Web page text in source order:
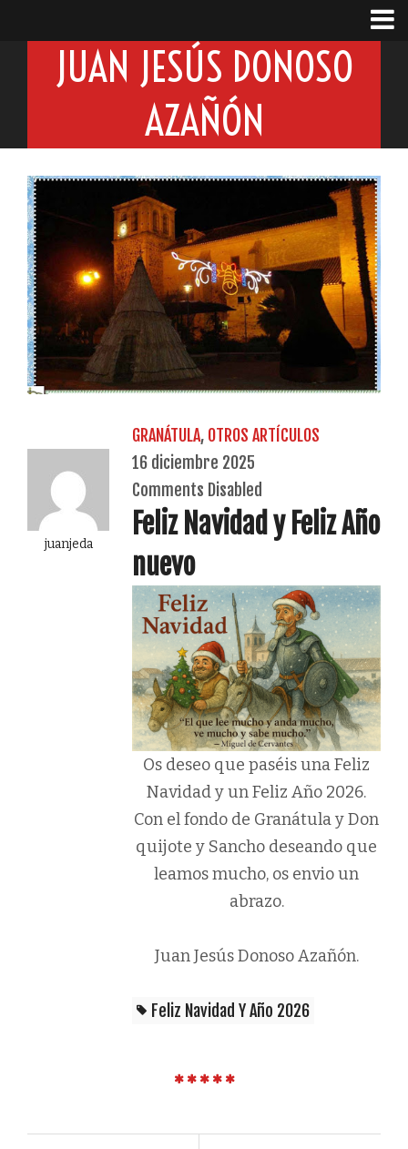
JUAN JESÚS DONOSO
AZAÑÓN
juanjeda
GRANÁTULA, OTROS ARTÍCULOS
16 diciembre 2025
Comments Disabled
Feliz Navidad y Feliz Año
nuevo
Os deseo que paséis una Feliz
Navidad y un Feliz Año 2026.
Con el fondo de Granátula y Don
quijote y Sancho deseando que
leamos mucho, os envio un
abrazo.
Juan Jesús Donoso Azañón.
Feliz Navidad Y Año 2026